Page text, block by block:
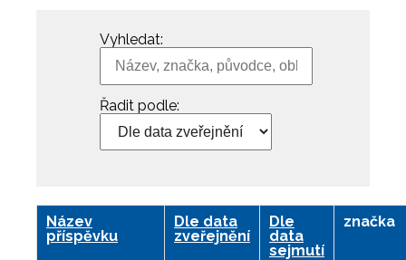
Vyhledat:
Řadit podle:
Název
příspěvku
Dle data
zveřejnění
Dle
data
sejmutí
značka